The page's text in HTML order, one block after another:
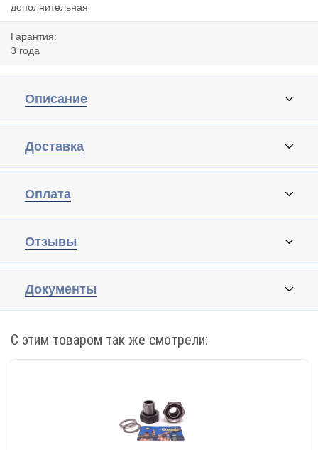
дополнительная
Гарантия:
3 года
Описание
Доставка
Оплата
Отзывы
Документы
С этим товаром так же смотрели: